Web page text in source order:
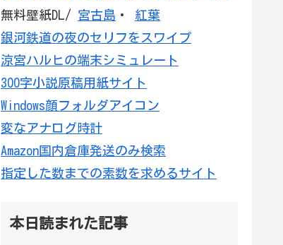
無料壁紙DL/ 宮古島 ・ 紅葉
銀河鉄道の夜のセリフをスワイプ
涼宮ハルヒの端末シミュレート
300字小説原稿用紙サイト
Windows顔フォルダアイコン
変なアナログ時計
Amazon国内倉庫発送のみ検索
指定した数までの素数を求めるサイト
本日読まれた記事